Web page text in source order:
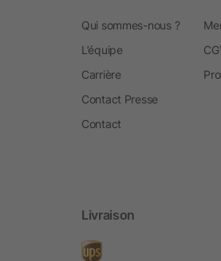
Qui sommes-nous ?
L’équipe
Carrière
Contact Presse
Contact
Livraison